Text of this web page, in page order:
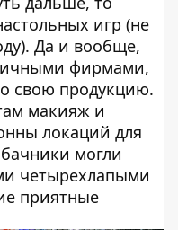
игр (не
Да и вообще,
фирмами,
свою продукцию.
макияж и
локаций для
могли
четырехлапыми
приятные